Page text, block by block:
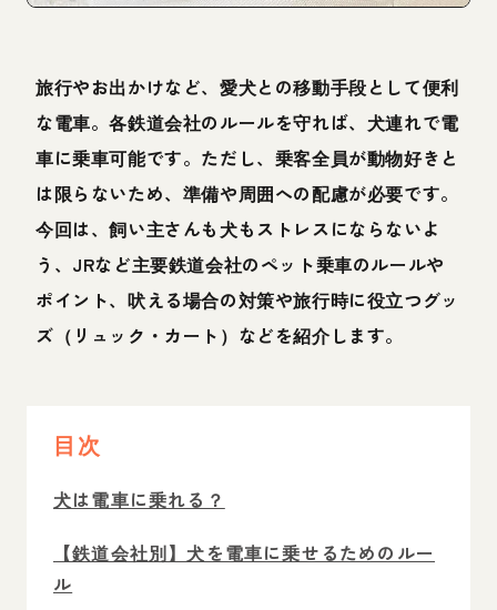
旅行やお出かけなど、愛犬との移動手段として便利
な電車。各鉄道会社のルールを守れば、犬連れで電
車に乗車可能です。ただし、乗客全員が動物好きと
は限らないため、準備や周囲への配慮が必要です。
今回は、飼い主さんも犬もストレスにならないよ
う、JRなど主要鉄道会社のペット乗車のルールや
ポイント、吠える場合の対策や旅行時に役立つグッ
ズ（リュック・カート）などを紹介します。
目次
犬は電車に乗れる？
【鉄道会社別】犬を電車に乗せるためのルー
ル